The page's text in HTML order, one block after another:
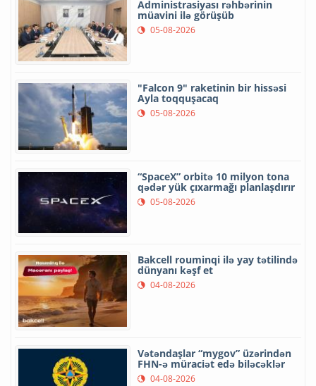
Administrasiyası rəhbərinin
müavini ilə görüşüb
05-08-2026
"Falcon 9" raketinin bir hissəsi
Ayla toqquşacaq
05-08-2026
“SpaceX” orbitə 10 milyon tona
qədər yük çıxarmağı planlaşdırır
05-08-2026
Bakcell rouminqi ilə yay tətilində
dünyanı kəşf et
04-08-2026
Vətəndaşlar “mygov” üzərindən
FHN-ə müraciət edə biləcəklər
04-08-2026